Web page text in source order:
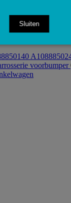
voorbumper
Sluiten